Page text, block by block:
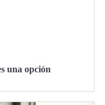
una opción